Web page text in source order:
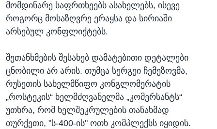
მომდინარე საფრთხეებს ასახელებს, ისევე
როგორც მოსაზღვრე ერაყსა და სირიაში
არსებულ კონფლიქტებს.
შეთანხმების შესახებ დამატებითი დეტალები
ცნობილი არ არის. თუმცა სერგეი ჩემეზოვმა,
რუსეთის სახელმწიფო კონგლომერატის
„როსტეკის“ ხელმძღვანელმა „კომერსანტს“
უთხრა, რომ ხელშეკრულების თანახმად
თურქეთი, "ს-400-ის" ოთხ კომპლექსს იყიდის.